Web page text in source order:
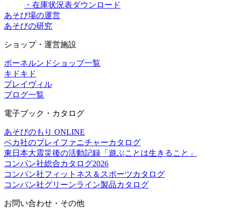
・在庫状況表ダウンロード
あそび場の運営
あそびの研究
ショップ・運営施設
ボーネルンドショップ一覧
キドキド
プレイヴィル
ブログ一覧
電子ブック・カタログ
あそびのもり ONLINE
ベカ社のプレイファニチャーカタログ
東日本大震災後の活動記録「遊ぶことは生きること」
コンパン社総合カタログ2026
コンパン社フィットネス＆スポーツカタログ
コンパン社グリーンライン製品カタログ
お問い合わせ・その他